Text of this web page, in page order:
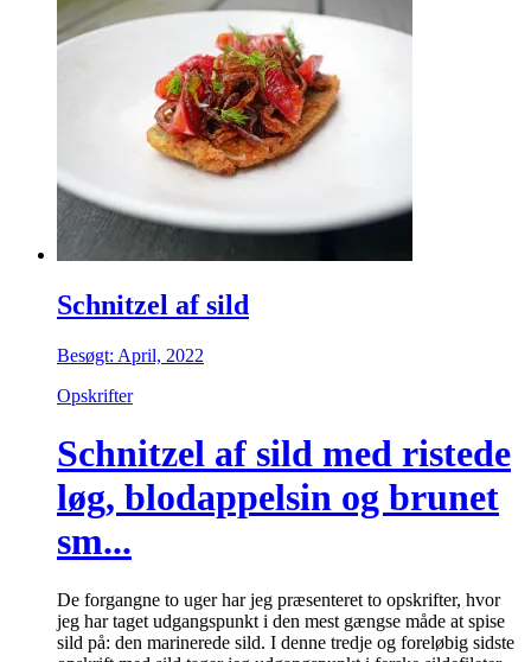
Schnitzel af sild
Besøgt: April, 2022
Opskrifter
Schnitzel af sild med ristede
løg, blodappelsin og brunet
sm...
De forgangne to uger har jeg præsenteret to opskrifter, hvor
jeg har taget udgangspunkt i den mest gængse måde at spise
sild på: den marinerede sild. I denne tredje og foreløbig sidste